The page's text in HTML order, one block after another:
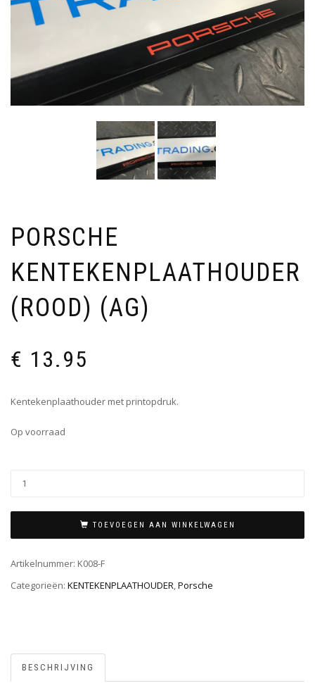
PORSCHE
KENTEKENPLAATHOUDER
(ROOD) (AG)
€ 13.95
Kentekenplaathouder met printopdruk.
Op voorraad
TOEVOEGEN AAN WINKELWAGEN
Artikelnummer: K008-F
Categorieën: KENTEKENPLAATHOUDER,Porsche
BESCHRIJVING